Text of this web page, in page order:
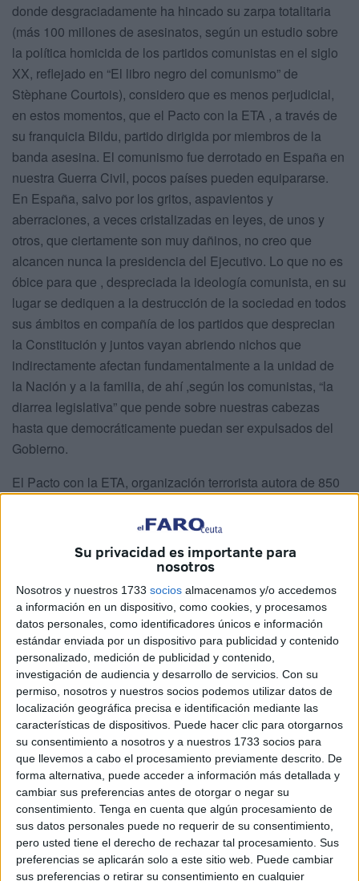
Su privacidad es importante para
nosotros
Nosotros y nuestros 1733 socios almacenamos y/o accedemos
a información en un dispositivo, como cookies, y procesamos
datos personales, como identificadores únicos e información
estándar enviada por un dispositivo para publicidad y contenido
personalizado, medición de publicidad y contenido,
investigación de audiencia y desarrollo de servicios. Con su
permiso, nosotros y nuestros socios podemos utilizar datos de
localización geográfica precisa e identificación mediante las
características de dispositivos. Puede hacer clic para otorgarnos
su consentimiento a nosotros y a nuestros 1733 socios para
que llevemos a cabo el procesamiento previamente descrito. De
forma alternativa, puede acceder a información más detallada y
cambiar sus preferencias antes de otorgar o negar su
consentimiento. Tenga en cuenta que algún procesamiento de
sus datos personales puede no requerir de su consentimiento,
pero usted tiene el derecho de rechazar tal procesamiento. Sus
preferencias se aplicarán solo a este sitio web. Puede cambiar
sus preferencias o retirar su consentimiento en cualquier
donde desgraciadamente ha hincado su zarpa totalitaria
(más 100 millones de asesinatos, según un estudio sobre
la política homicida de los partidos comunistas en el siglo
XX, reflejado en “El libro negro del comunismo” de
Stèphane Courtois), considero que es menos perjudicial,
en estos momentos, que el Pacto con la ETA , a través de
su franquicia Bildu, partido dirigida por miembros de la
banda asesina. El comunismo fue derrotado en España en
nuestra Guerra Civil, pocos países pueden equipararse.
En España, salvo por los gritos, aspavientos y
aberraciones, a veces cristalizadas en leyes, de unos y
otros, que ciertamente son muy dañinos, no creo que
alcancen nunca la presidencia del Ejecutivo. Lo que no es
óbice para que , despreciada la ideología comunista, en su
lugar se dediquen a la destrucción de la sociedad en todos
sus ámbitos en compañía de los partidos que desprecian
la Constitución y juntos vayan abriendo nichos que
indirectamente afectan fundamentalmente a la unidad de
la Nación y a la familia, de ahí ,según los comunistas, “la
diarrea legislativa” que pende sobre nuestras cabezas
hasta que democráticamente puedan ser expulsados del
Gobierno.
El Pacto con la ETA, organización terrorista autora de 850
atentados, contra españoles de todas las edades, sexo y
profesión, incidiendo fundamentalmente en los miembros
de la Policía, Guardia Civil , Fuerzas Armadas y sus
familiares, baluarte para la defensa de nuestro estado de
derecho, es motivo de indignación por la ignominia
cometida por el ex Presidente del Gobierno José Luis
Rodriguez Zapatero y por el tal Sánchez que ha seguido
su huella y que solamente por este hecho debieran ser
imputados por el delito de traición a España y a sus
gobernados. En 2006, ETA exigió a Zapatero: el
desmantelamiento de la Guardia Civil, según aparece en
las actas descubiertas al etarra Thierry ;la creación de un
órgano común que avanzara en la unificación del País
Vasco y Navarra: el proyecto de creación de lo que
denominan Euskal Herria; la legalización de Batasuna,
declarada ya en aquellas fechas como parte de la banda
terrorista ETA; la excarcelación de De Juana Chaos y otros